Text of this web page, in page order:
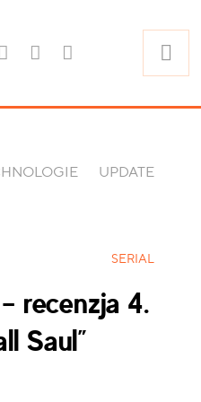
UPDATE
SERIAL
recenzja 4.
Saul”